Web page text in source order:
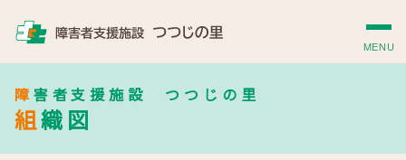
MENU
障害者支援施設 つつじの里
組織図